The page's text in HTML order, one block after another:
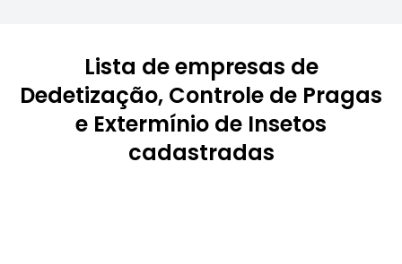
Lista de empresas de
Dedetização, Controle de Pragas
e Extermínio de Insetos
cadastradas